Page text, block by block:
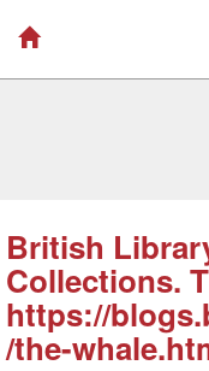
British
Collections.
https://
/the-